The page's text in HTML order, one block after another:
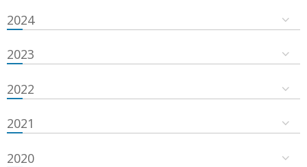
2024
2023
2022
2021
2020